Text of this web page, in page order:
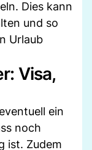
Dies kann
und so
Urlaub
Visa,
ein
noch
ist. Zudem